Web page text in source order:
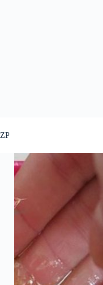
do
treści
ZP